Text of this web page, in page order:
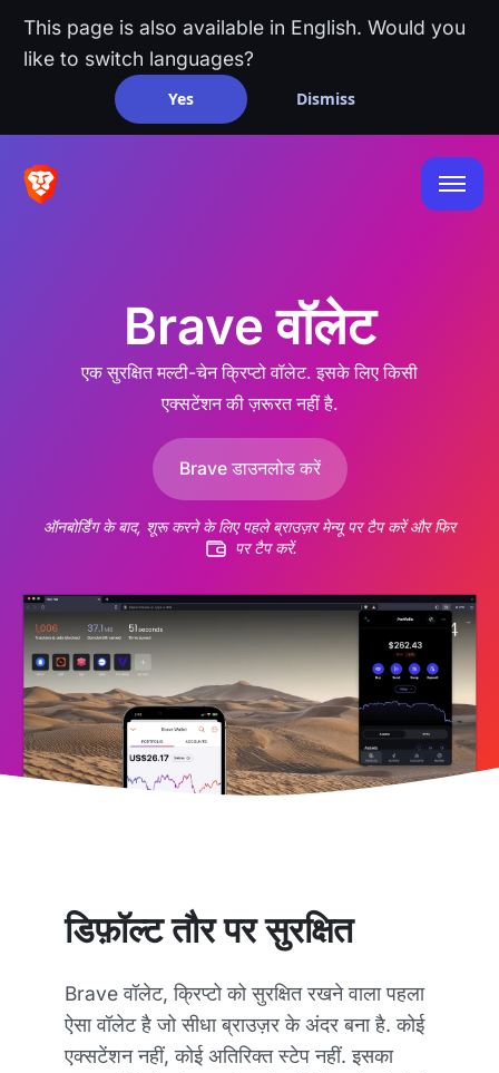
This page is also available in English. Would you
like to switch languages?
Yes Dismiss
Brave वॉलेट
एक सुरक्षित मल्टी-चेन क्रिप्टो वॉलेट. इसके लिए किसी
एक्सटेंशन की ज़रूरत नहीं है.
Brave डाउनलोड करें
ऑनबोर्डिंग के बाद, शूरू करने के लिए पहले ब्राउज़र मेन्यू पर टैप करें और फिर
पर टैप करें.
डिफ़ॉल्ट तौर पर सुरक्षित
Brave वॉलेट, क्रिप्टो को सुरक्षित रखने वाला पहला
ऐसा वॉलेट है जो सीधा ब्राउज़र के अंदर बना है. कोई
एक्सटेंशन नहीं, कोई अतिरिक्त स्टेप नहीं. इसका